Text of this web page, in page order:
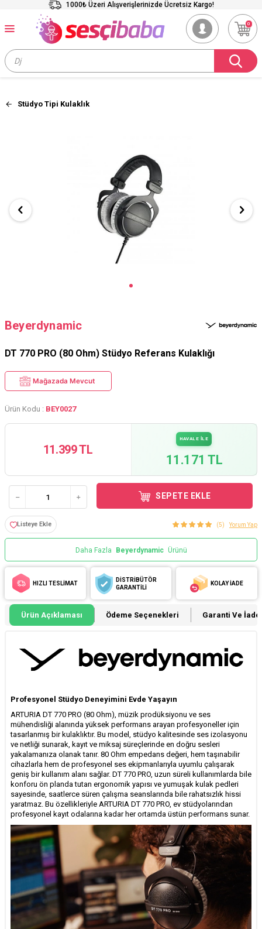
1000₺ Üzeri Alışverişlerinizde Ücretsiz Kargo!
0
Stüdyo Tipi Kulaklık
Beyerdynamic
DT 770 PRO (80 Ohm) Stüdyo Referans Kulaklığı
Mağazada Mevcut
Ürün Kodu : BEY0027
11.399 TL
HAVALE İLE
11.171 TL
SEPETE EKLE
Listeye Ekle (5) Yorum Yap
Daha Fazla Beyerdynamic Ürünü
HIZLI TESLİMAT
DİSTRİBÜTÖR
GARANTİLİ
KOLAY İADE
Ürün Açıklaması Ödeme Seçenekleri Garanti Ve İade
Profesyonel Stüdyo Deneyimini Evde Yaşayın
ARTURIA DT 770 PRO (80 Ohm), müzik prodüksiyonu ve ses
mühendisliği alanında yüksek performans arayan profesyoneller için
tasarlanmış bir kulaklıktır. Bu model, stüdyo kalitesinde ses izolasyonu
ve netliği sunarak, kayıt ve miksaj süreçlerinde en doğru sesleri
yakalamanıza olanak tanır. 80 Ohm empedans değeri, hem taşınabilir
cihazlarla hem de profesyonel ses ekipmanlarıyla uyumlu çalışarak
geniş bir kullanım alanı sağlar. DT 770 PRO, uzun süreli kullanımlarda bile
konforu ön planda tutan ergonomik yapısı ve yumuşak kulak pedleri
sayesinde, saatlerce süren çalışma seanslarında bile rahatsızlık hissi
yaratmaz. Bu özellikleriyle ARTURIA DT 770 PRO, ev stüdyolarından
profesyonel kayıt odalarına kadar her ortamda üstün performans sunar.